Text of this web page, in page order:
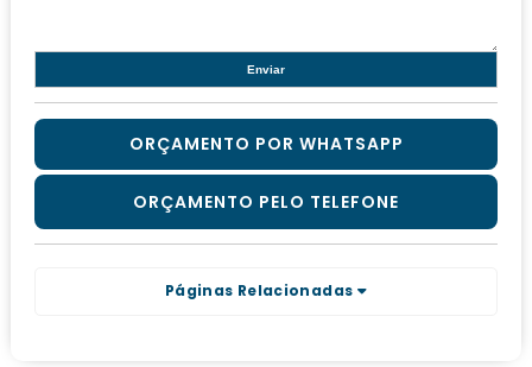
ORÇAMENTO POR WHATSAPP
ORÇAMENTO PELO TELEFONE
Páginas Relacionadas